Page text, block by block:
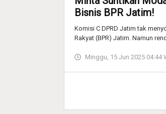
Bisnis BPR Jatim!
Komisi C DPRD Jatim tak
Rakyat (BPR) Jatim. Namun
Minggu, 15 Jun 2025 04:44